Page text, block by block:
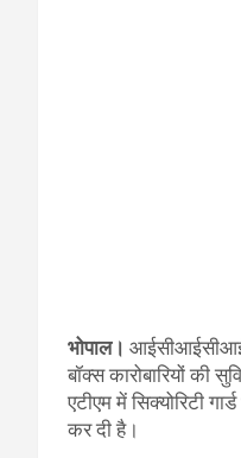
भोपाल।
बॉक्स कारोबारियों की
एटीएम में सिक्योरिटी
कर दी है।